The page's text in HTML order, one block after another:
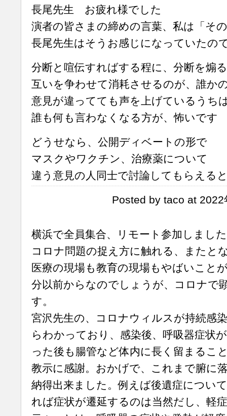
長尾先生 お疲れ様でした
演者の皆さまの締めの言葉、私は「そ
長尾先生はそうお感じになっていたの
分断と喧伝すればする程に、分断を煽
互いを争わせて消耗させるのが、誰か
意見が違ってても声を上げているうち
誰も何も言わなくなる方が、怖いです
どうせなら、公開ディベートの形で
マスクやワクチン、治療薬について
違う意見の人同士で討論してもらえる
Posted by taco at
横浜で全員集合、リモート参加しまし
コロナ問題の捉え方に触れる、またと
医療の現場も教育の現場もやばいこと
分以前からなのでしょうが、コロナで
す。
宮沢先生の、コロナウィルスが持続感
らわかっており、感染後、呼吸器症状
った後も腸管など体内に長く留まるこ
教示に感謝。おかげで、これまで腑に
納得出来ました。例えば後遺症につい
れば症状が遷延するのは当然だし、軽